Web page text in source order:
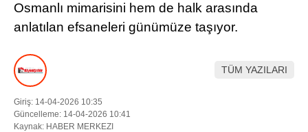
EĞİTİM
DIĞER
ÇEVRE
RESMI İLANLAR
Osmanlı mimarisini hem de halk arasında
anlatılan efsaneleri günümüze taşıyor.
TÜM YAZILARI
Giriş: 14-04-2026 10:35
Güncelleme: 14-04-2026 10:41
Kaynak: HABER MERKEZI